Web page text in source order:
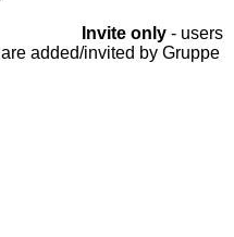
Invite only - users
added/invited by Gruppe